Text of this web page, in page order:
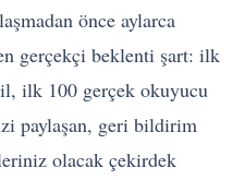
önce aylarca
gerçekçi beklenti şart: ilk
ilk 100 gerçek okuyucu
paylaşan, geri bildirim
olacak çekirdek